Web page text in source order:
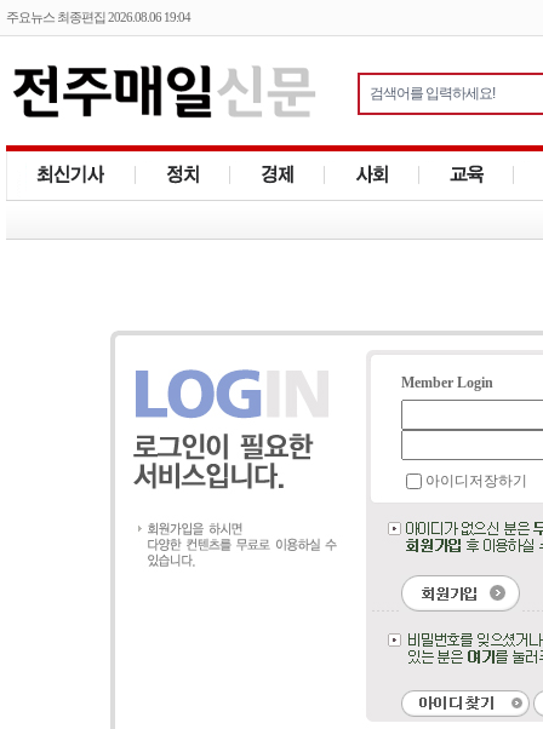
주요뉴스 최종편집 2026.08.06 19:04
Member Login
아이디저장하기